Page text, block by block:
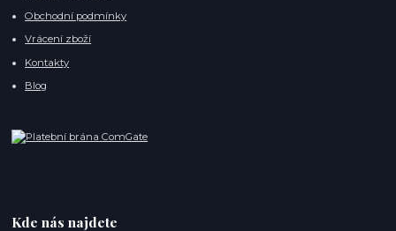
Obchodní podmínky
Vrácení zboží
Kontakty
Blog
Kde nás najdete